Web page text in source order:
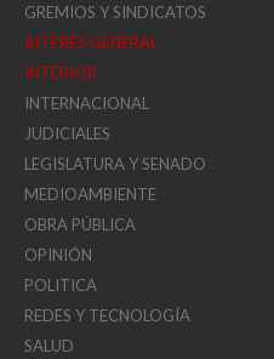
GREMIOS Y SINDICATOS
INTERÉS GENERAL
INTERIOR
INTERNACIONAL
JUDICIALES
LEGISLATURA Y SENADO
MEDIOAMBIENTE
OBRA PÚBLICA
OPINIÓN
POLITICA
REDES Y TECNOLOGÍA
SALUD